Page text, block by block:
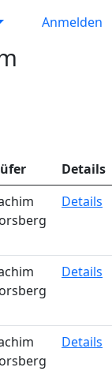
Anmelden
Details
Details
Details
Details